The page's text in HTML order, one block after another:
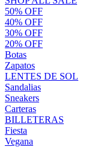
50% OFF
40% OFF
30% OFF
20% OFF
Botas
Zapatos
LENTES DE SOL
Sandalias
Sneakers
Carteras
BILLETERAS
Fiesta
Vegana